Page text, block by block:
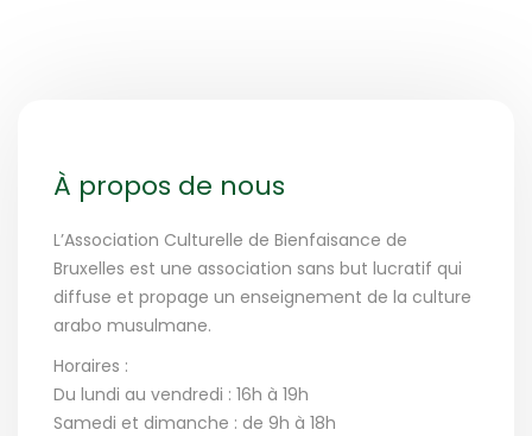
À propos de nous
L’Association Culturelle de Bienfaisance de
Bruxelles est une association sans but lucratif qui
diffuse et propage un enseignement de la culture
arabo musulmane.
Horaires :
Du lundi au vendredi : 16h à 19h
Samedi et dimanche : de 9h à 18h